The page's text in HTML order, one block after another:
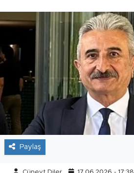
Paylaş